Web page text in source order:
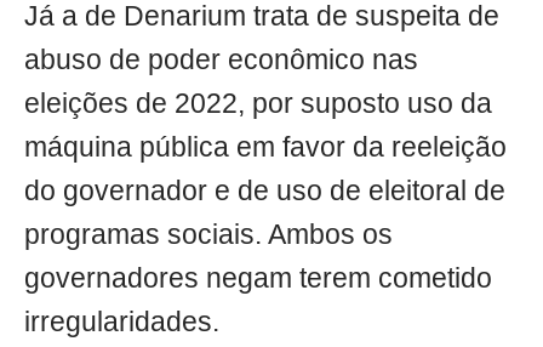
Já a de Denarium trata de suspeita de
abuso de poder econômico nas
eleições de 2022, por suposto uso da
máquina pública em favor da reeleição
do governador e de uso de eleitoral de
programas sociais. Ambos os
governadores negam terem cometido
irregularidades.